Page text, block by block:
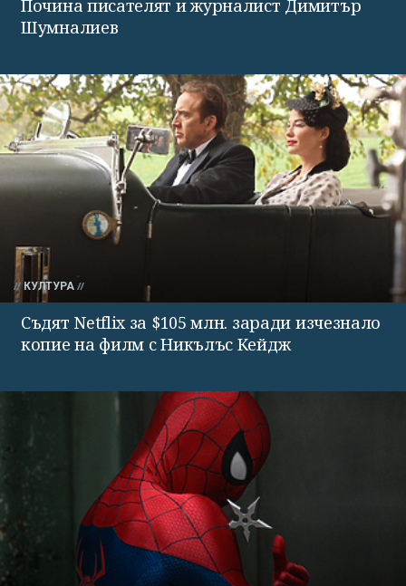
Почина писателят и журналист Димитър
Шумналиев
КУЛТУРА
Съдят Netflix за $105 млн. заради изчезнало
копие на филм с Никълъс Кейдж